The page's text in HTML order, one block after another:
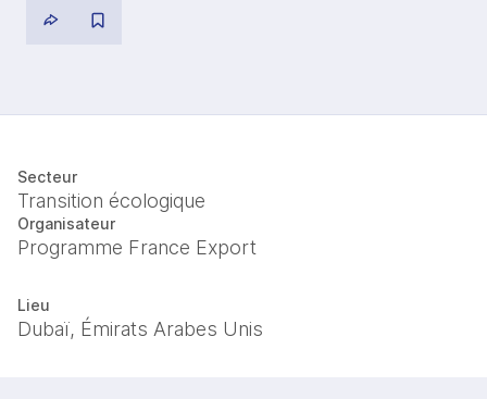
Secteur
Transition écologique
Organisateur
Programme France Export
Lieu
Dubaï, Émirats Arabes Unis